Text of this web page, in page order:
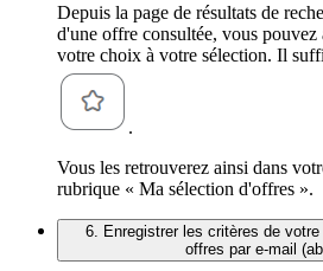
Depuis la page de résultats de
d'une offre consultée, vous
votre choix à votre sélection. Il
.
Vous les retrouverez ainsi dans
rubrique « Ma sélection d'offres ».
6. Enregistrer les critères de
offres par e-mail